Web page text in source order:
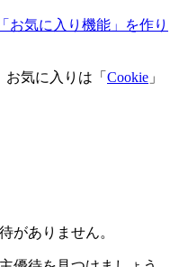
お気に入り機能」を作り
気に入りは「 Cookie 」
がありません。